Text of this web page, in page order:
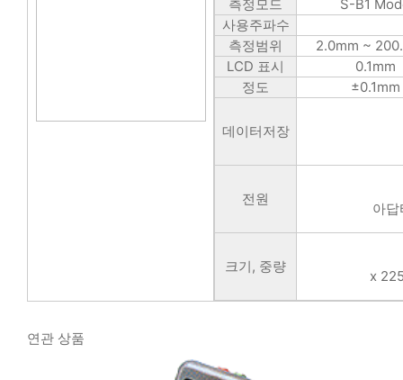
측정모드
S-B1
사용주파수
측정범위
2.0mm ~
LCD 표시
0.1mm
정도
±0.1mm
데이터저장
전원
아
크기, 중량
x
연관 상품